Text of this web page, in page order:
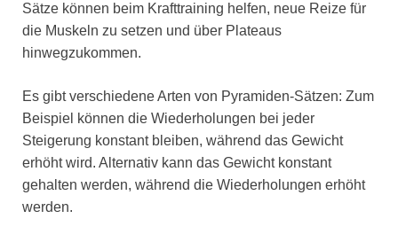
Sätze können beim Krafttraining helfen, neue Reize für
die Muskeln zu setzen und über Plateaus
hinwegzukommen.
Es gibt verschiedene Arten von Pyramiden-Sätzen: Zum
Beispiel können die Wiederholungen bei jeder
Steigerung konstant bleiben, während das Gewicht
erhöht wird. Alternativ kann das Gewicht konstant
gehalten werden, während die Wiederholungen erhöht
werden.